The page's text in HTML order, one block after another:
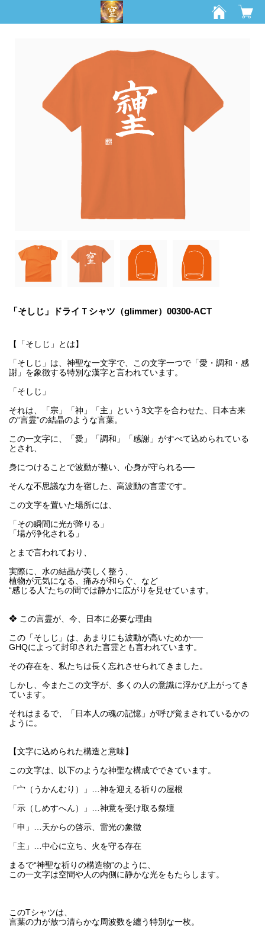
「そしじ」ドライＴシャツ（glimmer）00300-ACT
【「そしじ」とは】
「そしじ」は、神聖な一文字で、この文字一つで「愛・調和・感
謝」を象徴する特別な漢字と言われています。
「そしじ」
それは、「宗」「神」「主」という3文字を合わせた、日本古来
の“言霊”の結晶のような言葉。
この一文字に、「愛」「調和」「感謝」がすべて込められている
とされ、
身につけることで波動が整い、心身が守られる──
そんな不思議な力を宿した、高波動の言霊です。
この文字を置いた場所には、
「その瞬間に光が降りる」
「場が浄化される」
とまで言われており、
実際に、水の結晶が美しく整う、
植物が元気になる、痛みが和らぐ、など
“感じる人”たちの間では静かに広がりを見せています。
❖ この言霊が、今、日本に必要な理由
この「そしじ」は、あまりにも波動が高いためか──
GHQによって封印された言霊とも言われています。
その存在を、私たちは長く忘れさせられてきました。
しかし、今またこの文字が、多くの人の意識に浮かび上がってき
ています。
それはまるで、「日本人の魂の記憶」が呼び覚まされているかの
ように。
【文字に込められた構造と意味】
この文字は、以下のような神聖な構成でできています。
「宀（うかんむり）」…神を迎える祈りの屋根
「示（しめすへん）」…神意を受け取る祭壇
「申」…天からの啓示、雷光の象徴
「主」…中心に立ち、火を守る存在
まるで“神聖な祈りの構造物”のように、
この一文字は空間や人の内側に静かな光をもたらします。
このTシャツは、
言葉の力が放つ清らかな周波数を纏う特別な一枚。